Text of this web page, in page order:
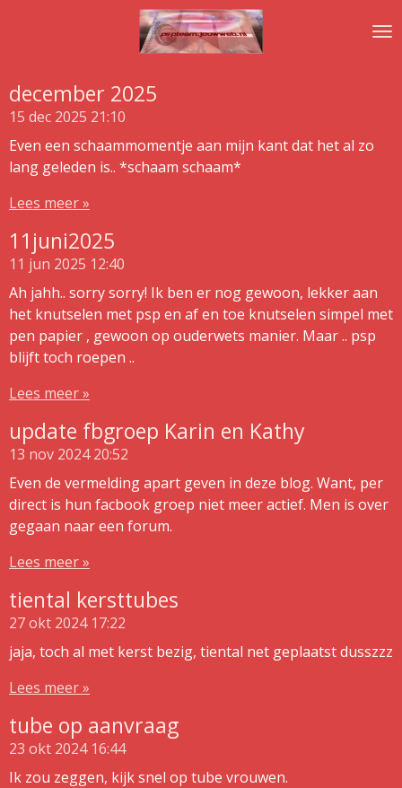
de
hoofdinhoud
december 2025
15 dec 2025 21:10
Even een schaammomentje aan mijn kant dat het al zo
lang geleden is.. *schaam schaam*
Lees meer »
11juni2025
11 jun 2025 12:40
Ah jahh.. sorry sorry! Ik ben er nog gewoon, lekker aan
het knutselen met psp en af en toe knutselen simpel met
pen papier , gewoon op ouderwets manier. Maar .. psp
blijft toch roepen ..
Lees meer »
update fbgroep Karin en Kathy
13 nov 2024 20:52
Even de vermelding apart geven in deze blog. Want, per
direct is hun facbook groep niet meer actief. Men is over
gegaan naar een forum.
Lees meer »
tiental kersttubes
27 okt 2024 17:22
jaja, toch al met kerst bezig, tiental net geplaatst dusszzz
Lees meer »
tube op aanvraag
23 okt 2024 16:44
Ik zou zeggen, kijk snel op tube vrouwen.